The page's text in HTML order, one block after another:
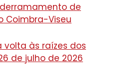
de
Coimbra-Viseu
volta às raízes dos
de julho de 2026